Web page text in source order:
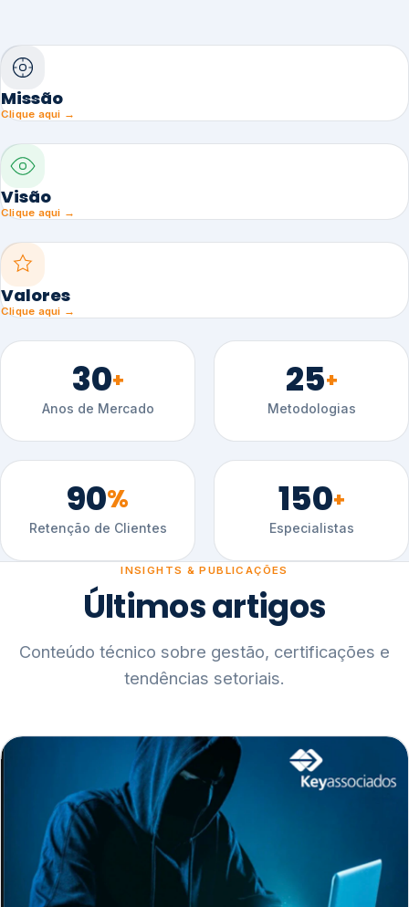
Missão
Clique aqui →
Visão
Clique aqui →
Valores
Clique aqui →
30+
Anos de Mercado
25+
Metodologias
90%
Retenção de Clientes
150+
Especialistas
INSIGHTS & PUBLICAÇÕES
Últimos artigos
Conteúdo técnico sobre gestão, certificações e
tendências setoriais.